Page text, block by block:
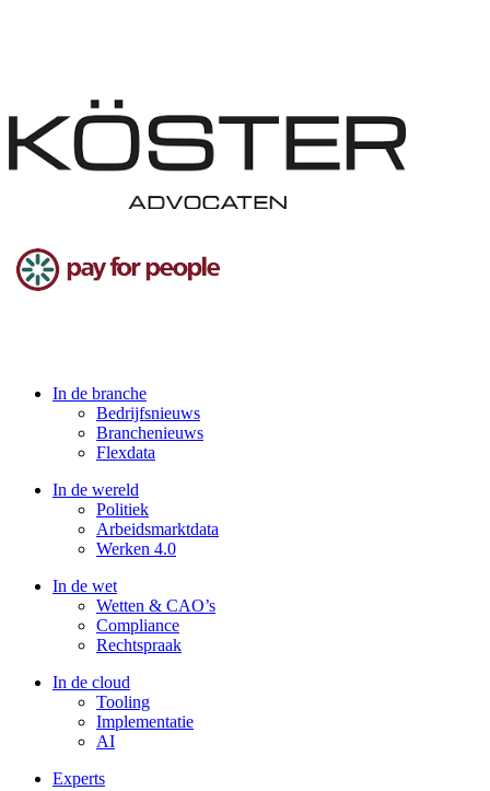
In de branche
Bedrijfsnieuws
Branchenieuws
Flexdata
In de wereld
Politiek
Arbeidsmarktdata
Werken 4.0
In de wet
Wetten & CAO’s
Compliance
Rechtspraak
In de cloud
Tooling
Implementatie
AI
Experts